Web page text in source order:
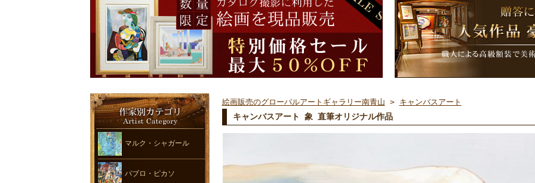
マルク・シャガール
パブロ・ピカソ
絵画販売のグローバルアートギャラリー南青山 > キャンバスアート
キャンバスアート 象 直筆オリジナル作品